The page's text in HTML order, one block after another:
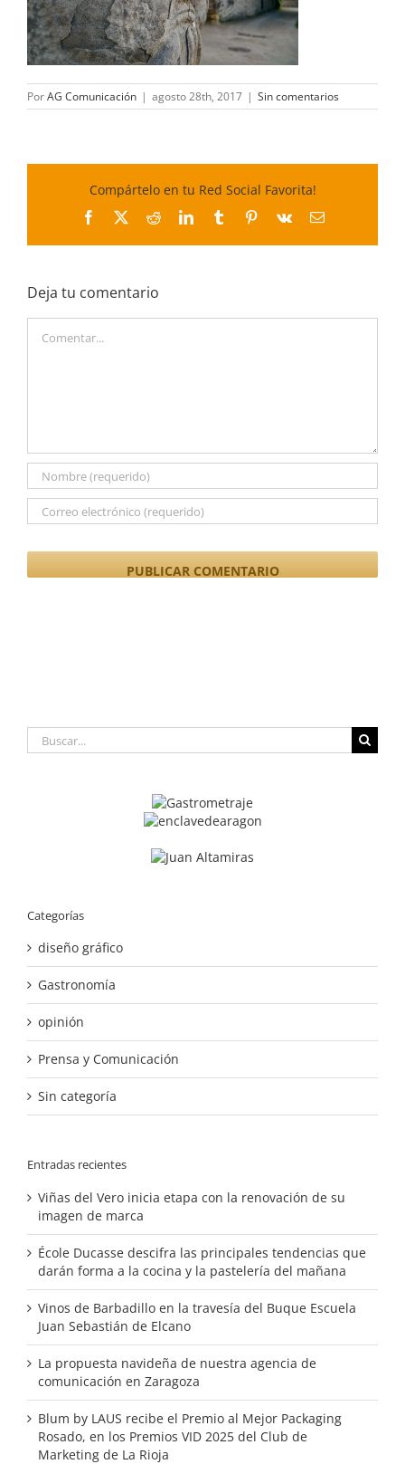
PorAG Comunicación | agosto 28th, 2017 | Sin comentarios
Compártelo en tu Red Social Favorita!
Facebook
X RedditLinkedInTumblrPinterest
Vk
Correo
Deja tu comentario
Buscar:
Categorías
diseño gráfico
Gastronomía
opinión
Prensa y Comunicación
Sin categoría
Entradas recientes
Viñas del Vero inicia etapa con la renovación de su
imagen de marca
École Ducasse descifra las principales tendencias que
darán forma a la cocina y la pastelería del mañana
Vinos de Barbadillo en la travesía del Buque Escuela
Juan Sebastián de Elcano
La propuesta navideña de nuestra agencia de
comunicación en Zaragoza
Blum by LAUS recibe el Premio al Mejor Packaging
Rosado, en los Premios VID 2025 del Club de
Marketing de La Rioja